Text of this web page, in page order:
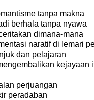
tanpa makna
berhala tanpa nyawa
dimana-mana
naratif di lemari
dan pelajaran
kejayaan
perjuangan
peradaban